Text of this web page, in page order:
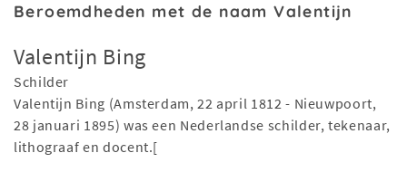
Beroemdheden met de naam Valentijn
Valentijn Bing
Schilder
Valentijn Bing (Amsterdam, 22 april 1812 - Nieuwpoort,
28 januari 1895) was een Nederlandse schilder, tekenaar,
lithograaf en docent.[